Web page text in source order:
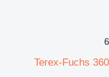
6
Terex-Fuchs 360